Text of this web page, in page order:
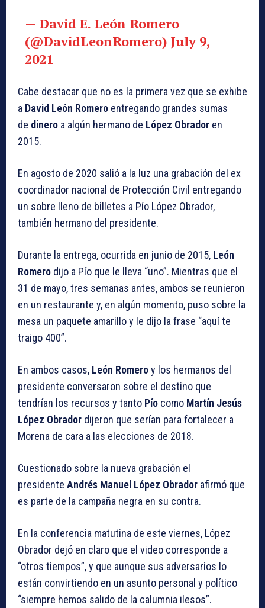
— David E. León Romero
(@DavidLeonRomero) July 9,
2021
Cabe destacar que no es la primera vez que se exhibe
a David León Romero entregando grandes sumas
de dinero a algún hermano de López Obrador en
2015.
En agosto de 2020 salió a la luz una grabación del ex
coordinador nacional de Protección Civil entregando
un sobre lleno de billetes a Pío López Obrador,
también hermano del presidente.
Durante la entrega, ocurrida en junio de 2015, León
Romero dijo a Pío que le lleva “uno”. Mientras que el
31 de mayo, tres semanas antes, ambos se reunieron
en un restaurante y, en algún momento, puso sobre la
mesa un paquete amarillo y le dijo la frase “aquí te
traigo 400”.
En ambos casos, León Romeroy los hermanos del
presidente conversaron sobre el destino que
tendrían los recursos y tanto Pío como Martín Jesús
López Obrador dijeron que serían para fortalecer a
Morena de cara a las elecciones de 2018.
Cuestionado sobre la nueva grabación el
presidente Andrés Manuel López Obrador afirmó que
es parte de la campaña negra en su contra.
En la conferencia matutina de este viernes, López
Obrador dejó en claro que el video corresponde a
“otros tiempos”, y que aunque sus adversarios lo
están convirtiendo en un asunto personal y político
“siempre hemos salido de la calumnia ilesos”.